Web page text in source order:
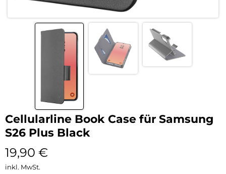
Cellularline Book Case für Samsung
S26 Plus Black
19,90 €
inkl. MwSt.